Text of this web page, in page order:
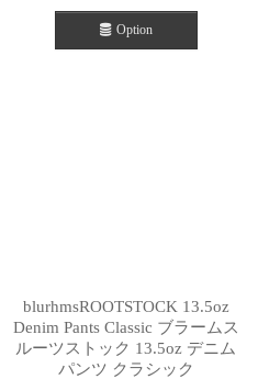
Option
blurhmsROOTSTOCK 13.5oz
Denim Pants Classic ブラームス
ルーツストック 13.5oz デニム
パンツ クラシック